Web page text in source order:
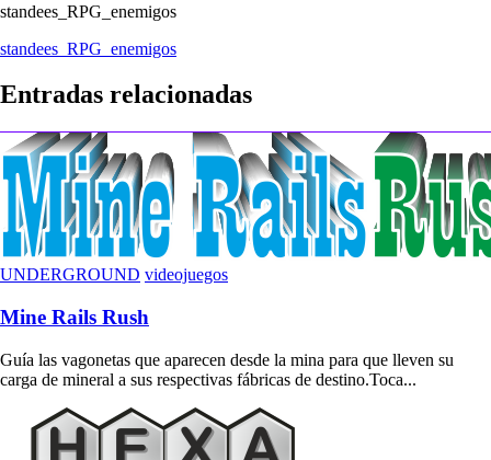
standees_RPG_enemigos
Navegación
de
entradas
standees_RPG_enemigos
Entradas relacionadas
UNDERGROUND videojuegos
Mine Rails Rush
Guía las vagonetas que aparecen desde la mina para que lleven su
carga de mineral a sus respectivas fábricas de destino.Toca...